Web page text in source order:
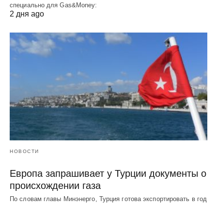
специально для Gas&Money:
2 дня ago
НОВОСТИ
Европа запрашивает у Турции документы о
происхождении газа
По словам главы Минэнерго, Турция готова экспортировать в год